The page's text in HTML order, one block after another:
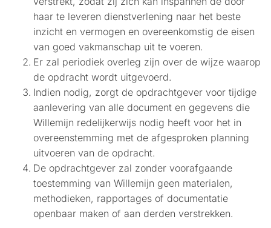
haar te leveren dienstverlening naar het beste
inzicht en vermogen en overeenkomstig de eisen
van goed vakmanschap uit te voeren.
Er zal periodiek overleg zijn over de wijze waarop
de opdracht wordt uitgevoerd.
Indien nodig, zorgt de opdrachtgever voor tijdige
aanlevering van alle document en gegevens die
Willemijn redelijkerwijs nodig heeft voor het in
overeenstemming met de afgesproken planning
uitvoeren van de opdracht.
De opdrachtgever zal zonder voorafgaande
toestemming van Willemijn geen materialen,
methodieken, rapportages of documentatie
openbaar maken of aan derden verstrekken.